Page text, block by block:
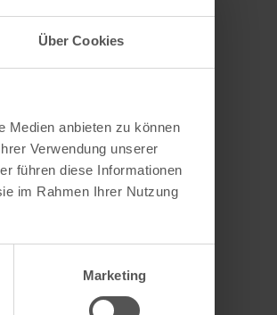
Über Cookies
Medien anbieten zu können
Verwendung unserer
führen diese Informationen
im Rahmen Ihrer Nutzung
Marketing